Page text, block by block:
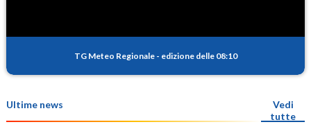
TG Meteo Regionale - edizione delle 08:10
Ultime news
Vedi
tutte